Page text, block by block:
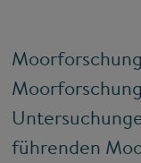
Moorforschung
führenden